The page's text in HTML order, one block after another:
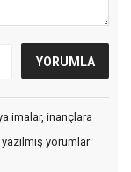
imalar, inançlara
yorumlar